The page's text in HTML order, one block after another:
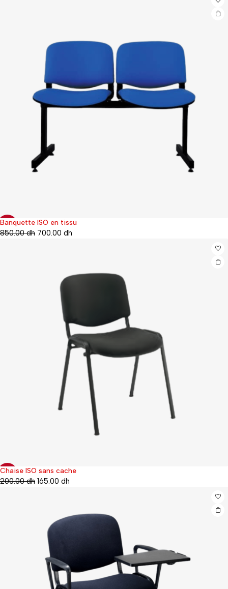
Banquette ISO en tissu
850.00dh 700.00 dh
17%
Chaise ISO sans cache
200.00dh 165.00 dh